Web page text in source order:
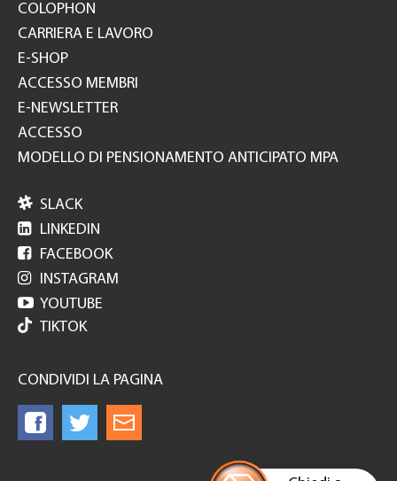
COLOPHON
CARRIERA E LAVORO
E-SHOP
ACCESSO MEMBRI
E-NEWSLETTER
ACCESSO
MODELLO DI PENSIONAMENTO ANTICIPATO MPA
 SLACK
 LINKEDIN
 FACEBOOK
 INSTAGRAM
 YOUTUBE
TIKTOK
CONDIVIDI LA PAGINA